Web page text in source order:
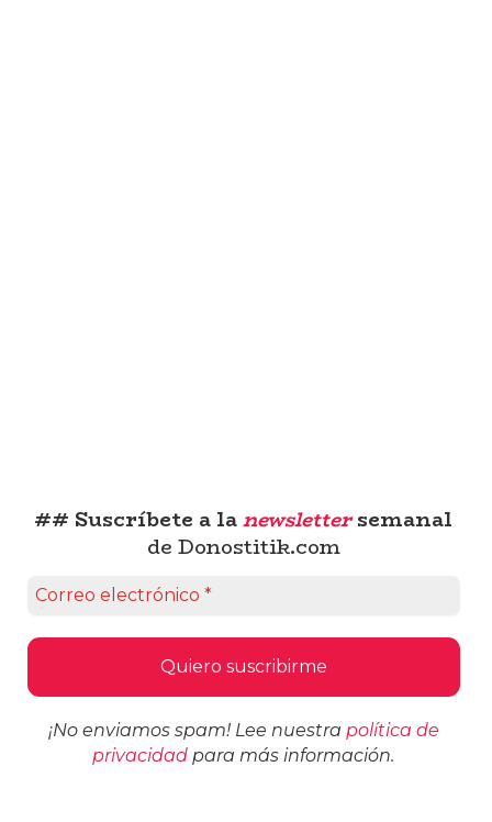
## Suscríbete a lanewslettersemanal
de Donostitik.com
¡No enviamos spam! Lee nuestra política de
privacidad para más información.